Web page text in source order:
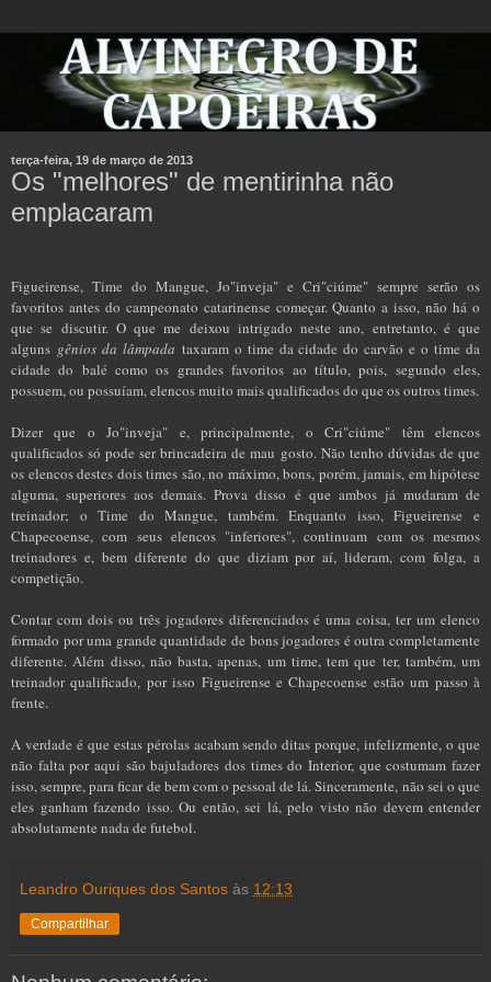
terça-feira, 19 de março de 2013
Os "melhores" de mentirinha não
emplacaram
Figueirense, Time do Mangue, Jo"inveja" e Cri"ciúme" sempre serão os
favoritos antes do campeonato catarinense começar. Quanto a isso, não há o
que se discutir. O que me deixou intrigado neste ano, entretanto, é que
alguns gênios da lâmpada taxaram o time da cidade do carvão e o time da
cidade do balé como os grandes favoritos ao título, pois, segundo eles,
possuem, ou possuíam, elencos muito mais qualificados do que os outros times.
Dizer que o Jo"inveja" e, principalmente, o Cri"ciúme" têm elencos
qualificados só pode ser brincadeira de mau gosto. Não tenho dúvidas de que
os elencos destes dois times são, no máximo, bons, porém, jamais, em hipótese
alguma, superiores aos demais. Prova disso é que ambos já mudaram de
treinador; o Time do Mangue, também. Enquanto isso, Figueirense e
Chapecoense, com seus elencos "inferiores", continuam com os mesmos
treinadores e, bem diferente do que diziam por aí, lideram, com folga, a
competição.
Contar com dois ou três jogadores diferenciados é uma coisa, ter um elenco
formado por uma grande quantidade de bons jogadores é outra completamente
diferente. Além disso, não basta, apenas, um time, tem que ter, também, um
treinador qualificado, por isso Figueirense e Chapecoense estão um passo à
frente.
A verdade é que estas pérolas acabam sendo ditas porque, infelizmente, o que
não falta por aqui são bajuladores dos times do Interior, que costumam fazer
isso, sempre, para ficar de bem com o pessoal de lá. Sinceramente, não sei o que
eles ganham fazendo isso. Ou então, sei lá, pelo visto não devem entender
absolutamente nada de futebol.
Leandro Ouriques dos Santos às 12:13
Compartilhar